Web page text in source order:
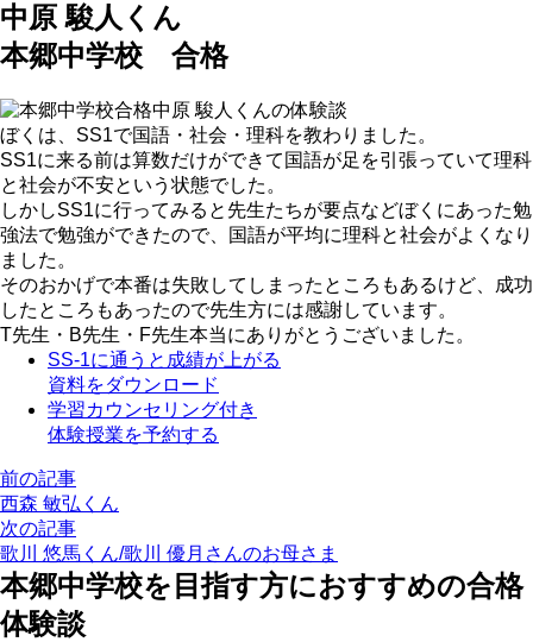
中原 駿人くん
本郷中学校 合格
ぼくは、SS1で国語・社会・理科を教わりました。
SS1に来る前は算数だけができて国語が足を引張っていて理科
と社会が不安という状態でした。
しかしSS1に行ってみると先生たちが要点などぼくにあった勉
強法で勉強ができたので、国語が平均に理科と社会がよくなり
ました。
そのおかげで本番は失敗してしまったところもあるけど、成功
したところもあったので先生方には感謝しています。
T先生・B先生・F先生本当にありがとうございました。
SS-1に通うと成績が上がる
資料をダウンロード
学習カウンセリング付き
体験授業を予約する
前の記事
西森 敏弘くん
次の記事
歌川 悠馬くん/歌川 優月さんのお母さま
本郷中学校を目指す方におすすめの合格
体験談